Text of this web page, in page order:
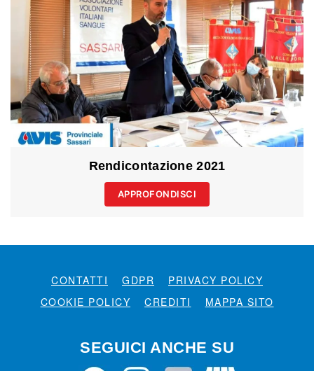
Rendicontazione 2021
APPROFONDISCI
CONTATTI GDPR
PRIVACY POLICY
COOKIE POLICY
CREDITI MAPPA SITO
SEGUICI ANCHE SU